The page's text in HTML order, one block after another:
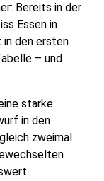
Bereits in der
Essen in
in den ersten
– und
starke
in den
zweimal